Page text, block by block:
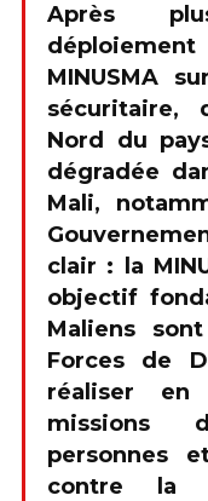
Après
MINUSMA
sécuritaire,
Nord du
dégradée
Mali,
clair : la
objectif
Maliens
Forces de
réaliser en
missions
personnes
contre la